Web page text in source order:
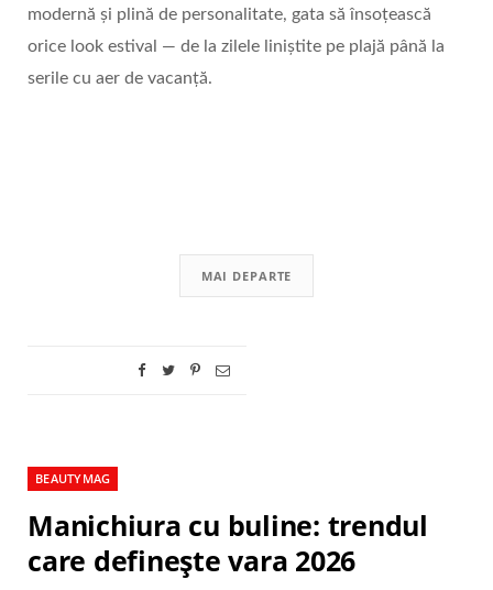
modernă și plină de personalitate, gata să însoțească
orice look estival — de la zilele liniștite pe plajă până la
serile cu aer de vacanță.
MAI DEPARTE
BEAUTYMAG
Manichiura cu buline: trendul
care definește vara 2026